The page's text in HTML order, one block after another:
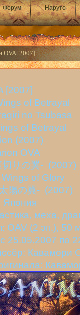
Форум Наруто
OVA [2007]
[2007]
of Betrayal
no Tsubasa
of Betrayal
(2007)
OVA
りの翼- (2007)
of Glory
陽の翼- (2007)
Япония
меха,
OAV (2 эп.), 50
25.05.2007 по
Кавамори